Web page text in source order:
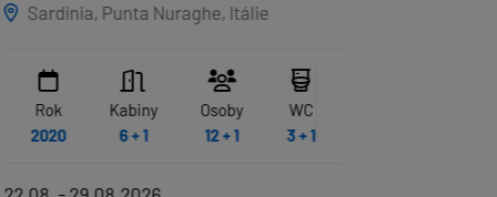
GRYFFINDOR
Sardinia, Punta Nuraghe, Itálie
Rok
2020
Kabiny
6 + 1
Osoby
12 + 1
WC
3 + 1